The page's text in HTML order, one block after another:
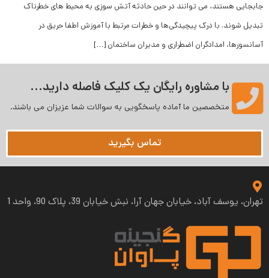
جابجایی هستند، می توانند در حین حادثه آتش سوزی به محیط های خطرناک
تبدیل شوند. با درک پیچیدگی‌ها و خطرات مرتبط با آموزش اطفا حریق در
آسانسورها، امدادگران اضطراری و مدیران ساختمان […]
با مشاوره رایگان یک کلیک فاصله دارید...
متخصصین ما آماده پاسخگویی به سوالات شما عزیزان می‌ باشند.
تماس بگیرید
تهران، یوسف آباد، خیابان جهان آرا، نبش خیابان 39، پلاک 90، واحد 1